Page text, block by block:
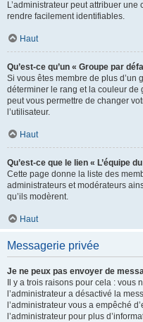
L’administrateur peut attribuer
rendre facilement identifiables.
Haut
Qu’est-ce qu’un « Groupe par
Si vous êtes membre de plus d’un
déterminer le rang et la couleur de
peut vous permettre de changer
l’utilisateur.
Haut
Qu’est-ce que le lien « L’équipe
Cette page donne la liste des
administrateurs et modérateurs
qu’ils modèrent.
Haut
Messagerie privée
Je ne peux pas envoyer de
Il y a trois raisons pour cela : vous
l’administrateur a désactivé la
l’administrateur vous a empêché
l’administrateur pour plus